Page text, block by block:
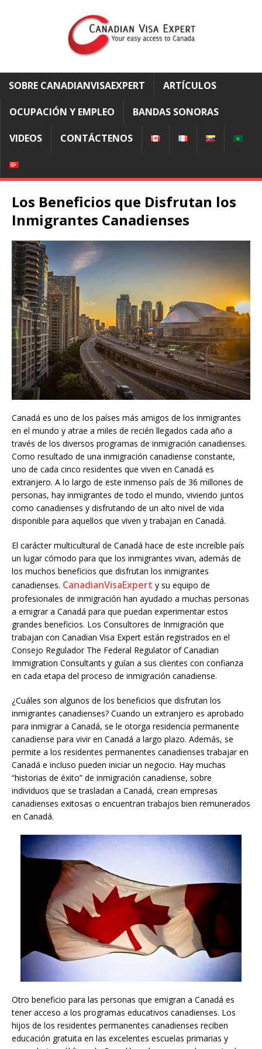
SOBRE CANADIANVISAEXPERT ARTÍCULOS
OCUPACIÓN Y EMPLEO BANDAS SONORAS
VIDEOS CONTÁCTENOS
Los Beneficios que Disfrutan los
Inmigrantes Canadienses
Canadá es uno de los países más amigos de los inmigrantes
en el mundo y atrae a miles de recién llegados cada año a
través de los diversos programas de inmigración canadienses.
Como resultado de una inmigración canadiense constante,
uno de cada cinco residentes que viven en Canadá es
extranjero. A lo largo de este inmenso país de 36 millones de
personas, hay inmigrantes de todo el mundo, viviendo juntos
como canadienses y disfrutando de un alto nivel de vida
disponible para aquellos que viven y trabajan en Canadá.
El carácter multicultural de Canadá hace de este increíble país
un lugar cómodo para que los inmigrantes vivan, además de
los muchos beneficios que disfrutan los inmigrantes
canadienses. CanadianVisaExpert y su equipo de
profesionales de inmigración han ayudado a muchas personas
a emigrar a Canadá para que puedan experimentar estos
grandes beneficios. Los Consultores de Inmigración que
trabajan con Canadian Visa Expert están registrados en el
Consejo Regulador The Federal Regulator of Canadian
Immigration Consultants y guían a sus clientes con confianza
en cada etapa del proceso de inmigración canadiense.
¿Cuáles son algunos de los beneficios que disfrutan los
inmigrantes canadienses? Cuando un extranjero es aprobado
para inmigrar a Canadá, se le otorga residencia permanente
canadiense para vivir en Canadá a largo plazo. Además, se
permite a los residentes permanentes canadienses trabajar en
Canadá e incluso pueden iniciar un negocio. Hay muchas
“historias de éxito” de inmigración canadiense, sobre
individuos que se trasladan a Canadá, crean empresas
canadienses exitosas o encuentran trabajos bien remunerados
en Canadá.
Otro beneficio para las personas que emigran a Canadá es
tener acceso a los programas educativos canadienses. Los
hijos de los residentes permanentes canadienses reciben
educación gratuita en las excelentes escuelas primarias y